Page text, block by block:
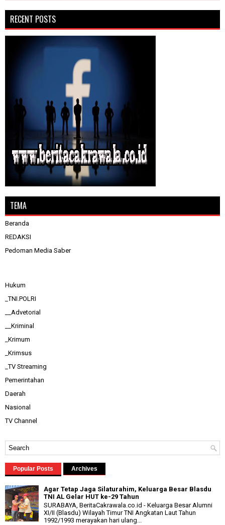
RECENT POSTS
TEMA
Beranda
REDAKSI
Pedoman Media Saber
Hukum
_TNI.POLRI
__Advetorial
__Kriminal
_Krimum
_Krimsus
_TV Streaming
Pemerintahan
Daerah
Nasional
TV Channel
Popular Posts Archives
Agar Tetap Jaga Silaturahim, Keluarga Besar Blasdu
TNI AL Gelar HUT ke-29 Tahun
SURABAYA, BeritaCakrawala.co.id - Keluarga Besar Alumni
XI/II (Blasdu) Wilayah Timur TNI Angkatan Laut Tahun
1992/1993 merayakan hari ulang...